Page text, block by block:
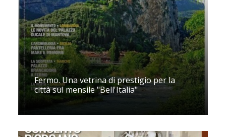
Fermo. Una vetrina di prestigio per la
città sul mensile "Bell'Italia"